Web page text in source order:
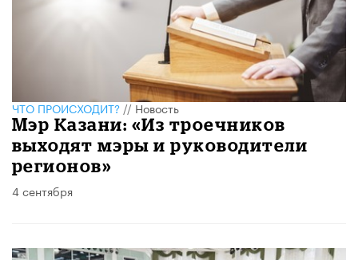
ЧТО ПРОИСХОДИТ?//Новость
Мэр Казани: «Из троечников
выходят мэры и руководители
регионов»
4 сентября